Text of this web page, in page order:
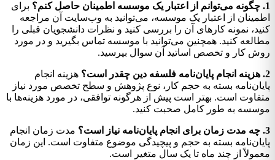
1. چگونه می‌توانم از اعتبار یک موسسه اطمینان حاصل کنم؟
برای
اطمینان از اعتبار یک موسسه، می‌توانید به وب‌سایت آن مراجعه
کنید، نمونه کارهای آن را بررسی کنید و نظرات دانشجویان قبلی را
مطالعه کنید. همچنین می‌توانید با موسسه تماس بگیرید و در مورد
روش کار و تخصص اساتید آن سوال بپرسید.
2. هزینه انجام پایان‌نامه فلسفه دین چقدر است؟
هزینه انجام
پایان‌نامه بسته به حجم کار، نوع پژوهش و سطح تخصص مورد نیاز
متفاوت است. بهتر است پیش از هرگونه توافقی، در مورد هزینه‌ها با
موسسه به طور کامل صحبت کنید.
3. چه مدت زمان برای انجام پایان‌نامه نیاز است؟
مدت زمان انجام
پایان‌نامه بسته به حجم و پیچیدگی موضوع متفاوت است. این زمان
معمولاً از چند ماه تا یک سال متغیر است.